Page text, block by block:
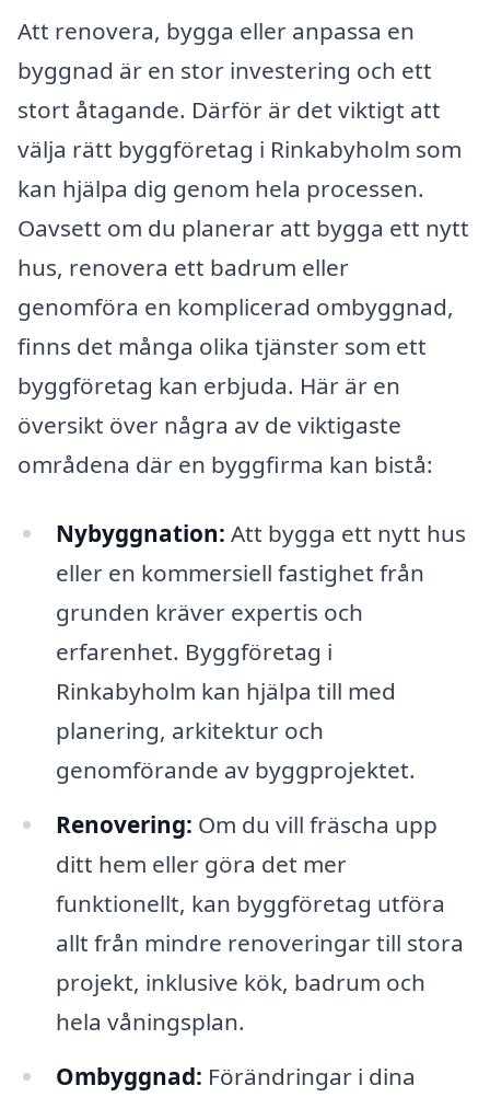
Att renovera, bygga eller anpassa en
byggnad är en stor investering och ett
stort åtagande. Därför är det viktigt att
välja rätt byggföretag i Rinkabyholm som
kan hjälpa dig genom hela processen.
Oavsett om du planerar att bygga ett nytt
hus, renovera ett badrum eller
genomföra en komplicerad ombyggnad,
finns det många olika tjänster som ett
byggföretag kan erbjuda. Här är en
översikt över några av de viktigaste
områdena där en byggfirma kan bistå:
Nybyggnation: Att bygga ett nytt hus
eller en kommersiell fastighet från
grunden kräver expertis och
erfarenhet. Byggföretag i
Rinkabyholm kan hjälpa till med
planering, arkitektur och
genomförande av byggprojektet.
Renovering: Om du vill fräscha upp
ditt hem eller göra det mer
funktionellt, kan byggföretag utföra
allt från mindre renoveringar till stora
projekt, inklusive kök, badrum och
hela våningsplan.
Ombyggnad: Förändringar i dina